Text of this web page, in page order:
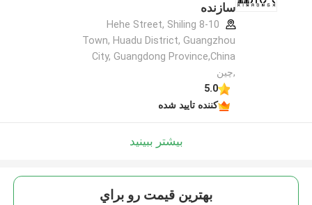
سازنده
8-10 Hehe Street, Shiling
Town, Huadu District, Guangzhou
City, Guangdong Province,China
,چین
5.0
کننده تایید شده
بیشتر ببینید
بهترين قيمت رو براي